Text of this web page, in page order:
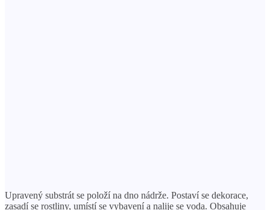
Upravený substrát se položí na dno nádrže. Postaví se dekorace,
zasadí se rostliny, umístí se vybavení a nalije se voda. Obsahuje